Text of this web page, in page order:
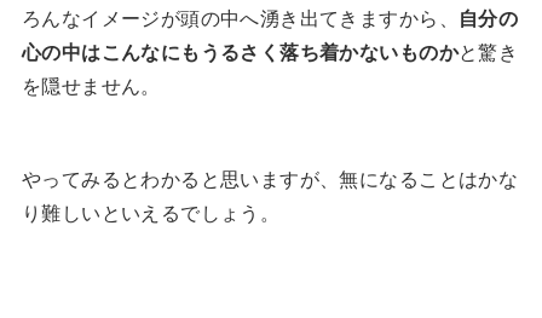
ろんなイメージが頭の中へ湧き出てきますから、
自分の
心の中はこんなにもうるさく落ち着かないものかと驚き
を隠せません。
やってみるとわかると思いますが、無になることはかな
り難しいといえるでしょう。